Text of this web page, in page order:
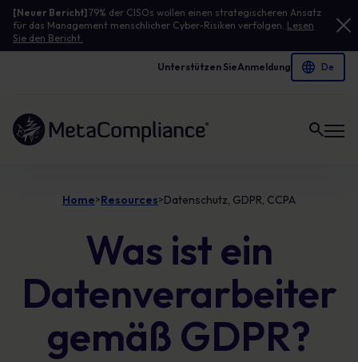
[Neuer Bericht]79% der CISOs wollen einen strategischeren Ansatz
für das Management menschlicher Cyber-Risiken verfolgen. Lesen
Sie den Bericht.
Unterstützen SieAnmeldung
Link zur Homepage
Home>Resources>Datenschutz, GDPR, CCPA
Was ist ein
Datenverarbeiter
gemäß GDPR?